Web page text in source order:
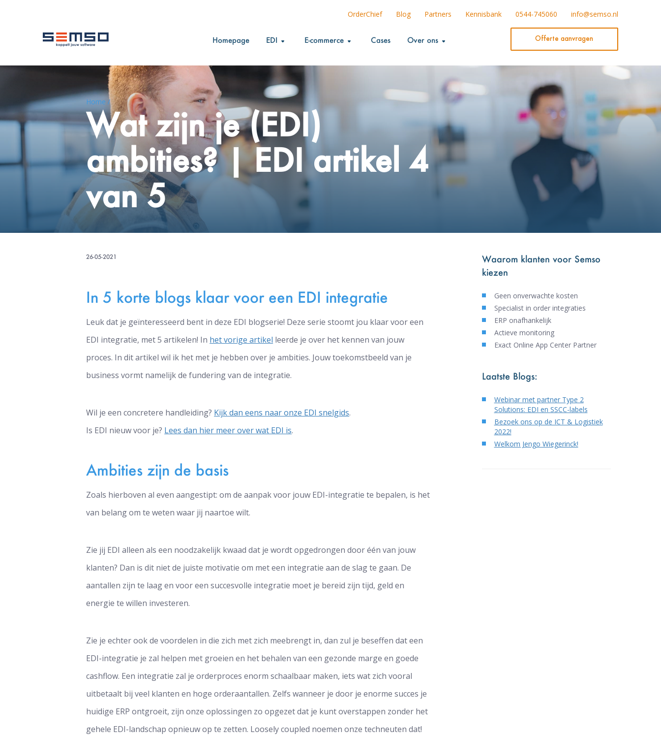
OrderChief Blog Partners Kennisbank 0544-745060 info@semso.nl
Homepage EDI E-commerce Cases Over ons Offerte aanvragen
Home /
Wat zijn je (EDI)
ambities? | EDI artikel 4
van 5
26-05-2021
In 5 korte blogs klaar voor een EDI integratie
Leuk dat je geïnteresseerd bent in deze EDI blogserie! Deze serie stoomt jou klaar voor een
EDI integratie, met 5 artikelen! In het vorige artikel leerde je over het kennen van jouw
proces. In dit artikel wil ik het met je hebben over je ambities. Jouw toekomstbeeld van je
business vormt namelijk de fundering van de integratie.
Wil je een concretere handleiding? Kijk dan eens naar onze EDI snelgids.
Is EDI nieuw voor je? Lees dan hier meer over wat EDI is.
Ambities zijn de basis
Zoals hierboven al even aangestipt: om de aanpak voor jouw EDI-integratie te bepalen, is het
van belang om te weten waar jij naartoe wilt.
Zie jij EDI alleen als een noodzakelijk kwaad dat je wordt opgedrongen door één van jouw
klanten? Dan is dit niet de juiste motivatie om met een integratie aan de slag te gaan. De
aantallen zijn te laag en voor een succesvolle integratie moet je bereid zijn tijd, geld en
energie te willen investeren.
Zie je echter ook de voordelen in die zich met zich meebrengt in, dan zul je beseffen dat een
EDI-integratie je zal helpen met groeien en het behalen van een gezonde marge en goede
cashflow. Een integratie zal je orderproces enorm schaalbaar maken, iets wat zich vooral
uitbetaalt bij veel klanten en hoge orderaantallen. Zelfs wanneer je door je enorme succes je
huidige ERP ontgroeit, zijn onze oplossingen zo opgezet dat je kunt overstappen zonder het
gehele EDI-landschap opnieuw op te zetten. Loosely coupled noemen onze techneuten dat!
Waarom klanten voor Semso
kiezen
Geen onverwachte kosten
Specialist in order integraties
ERP onafhankelijk
Actieve monitoring
Exact Online App Center Partner
Laatste Blogs:
Webinar met partner Type 2
Solutions: EDI en SSCC-labels
Bezoek ons op de ICT & Logistiek
2022!
Welkom Jengo Wiegerinck!